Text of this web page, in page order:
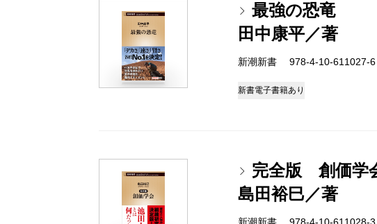
最強の恐竜
田中康平／著
新潮新書 978-4-10-
新書電子書籍あり
完全版 創価学
島田裕巳／著